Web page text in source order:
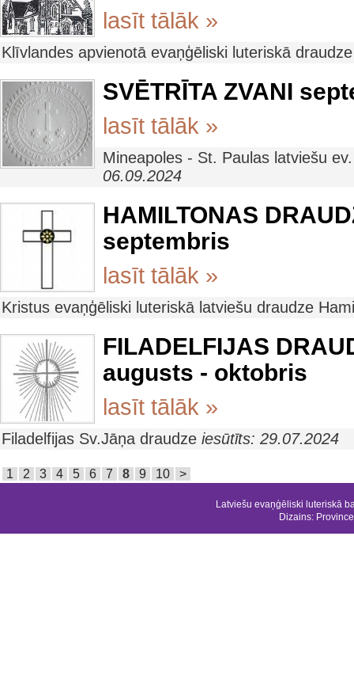
lasīt tālāk »
Klīvlandes apvienotā evaņģēliski luteriskā
SVĒTRĪTA ZVANI
lasīt tālāk »
Mineapoles - St. Paulas latviešu
06.09.2024
HAMILTONAS
septembris
lasīt tālāk »
Kristus evaņģēliski luteriskā latviešu draudze
FILADELFIJAS
augusts - oktobris
lasīt tālāk »
Filadelfijas Sv.Jāņa draudze iesūtīts: 29.07.2024
1 2 3 4 5 6 7 8 9 10 >
Latviešu evaņģēliski luteriskā
Dizains: